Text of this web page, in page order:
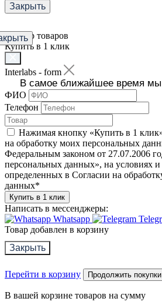
Закрыть
Фильтр товаров
Купить в 1 клик
Interlabs - form
В самое ближайшее время мы
ФИО
Телефон
Нажимая кнопку «Купить в 1
на обработку моих персональных
Федеральным законом от 27.07.2006
персональных данных», на условиях и
определенных в Согласии на
данных*
Купить в 1 клик
Написать в мессенджеры:
Whatsapp
Товар добавлен в корзину
Закрыть
Перейти в корзину Продолжить покупки
В вашей корзине товаров на сумму